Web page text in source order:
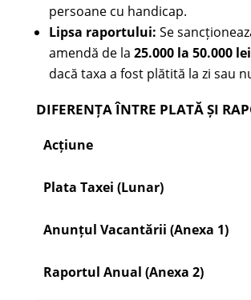
persoane cu handicap.
Lipsa raportului: Se
amendă de la 25.000 la 50.000 lei
dacă taxa a fost plătită la zi sau
DIFERENȚA ÎNTRE PLATĂ ȘI
Acțiune
Plata Taxei (Lunar)
Anunțul Vacantării (Anexa 1)
Raportul Anual (Anexa 2)